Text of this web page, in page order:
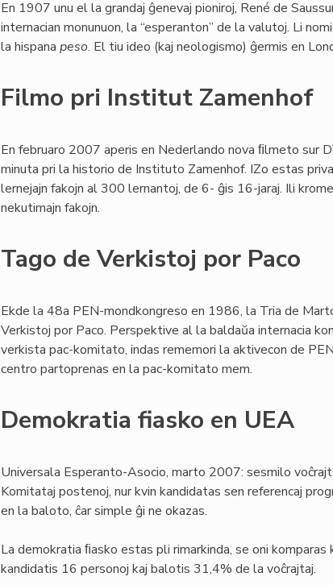
En 1907 unu el la grandaj ĝenevaj pioniroj, René de
internacian monunuon, la “esperanton” de la valutoj. Li
la hispana peso. El tiu ideo (kaj neologismo) ĝermis en
Filmo pri Institut Zamenhof
En februaro 2007 aperis en Nederlando nova ﬁlmeto sur
minuta pri la historio de Instituto Zamenhof. IZo estas
lernejajn fakojn al 300 lernantoj, de 6- ĝis 16-jaraj. Ili
nekutimajn fakojn.
Tago de Verkistoj por Paco
Ekde la 48a PEN-mondkongreso en 1986, la Tria de
Verkistoj por Paco. Perspektive al la baldaŭa internacia
verkista pac-komitato, indas rememori la aktivecon de
centro partoprenas en la pac-komitato mem.
Demokratia fiasko en UEA
Universala Esperanto-Asocio, marto 2007: sesmilo
Komitataj postenoj, nur kvin kandidatas sen referencaj
en la baloto, ĉar simple ĝi ne okazas.
La demokratia ﬁasko estas pli rimarkinda, se oni
kandidatis 16 personoj kaj balotis 31,4% de la voĉrajtaj.